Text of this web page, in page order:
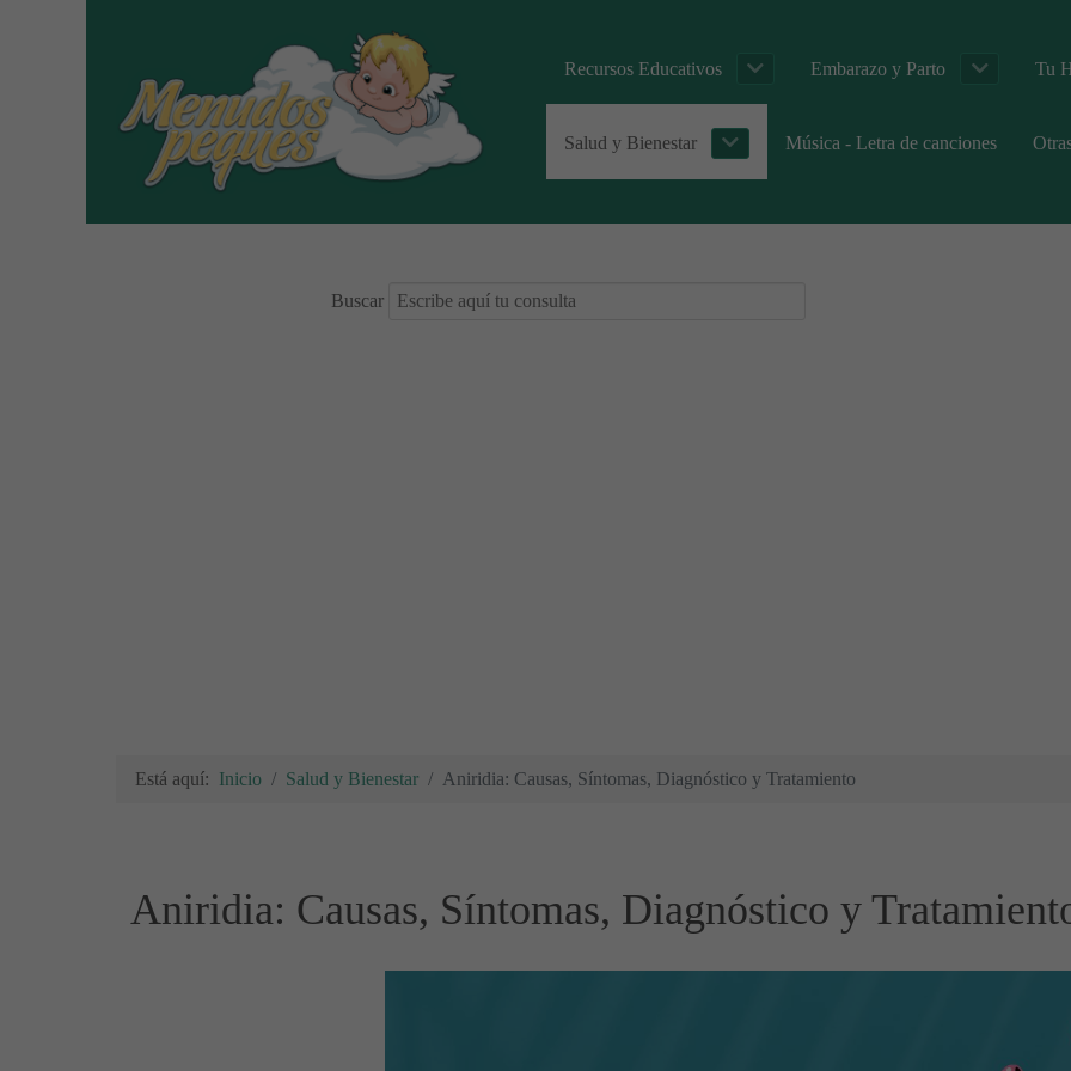
Recursos Educativos Embarazo y Parto Tu
Salud y Bienestar Música - Letra de canciones
Buscar
Está aquí: Inicio Salud y Bienestar Aniridia: Causas, Síntomas, Diagnóstico y Tratamiento
Aniridia: Causas, Síntomas, Diagnóstico y